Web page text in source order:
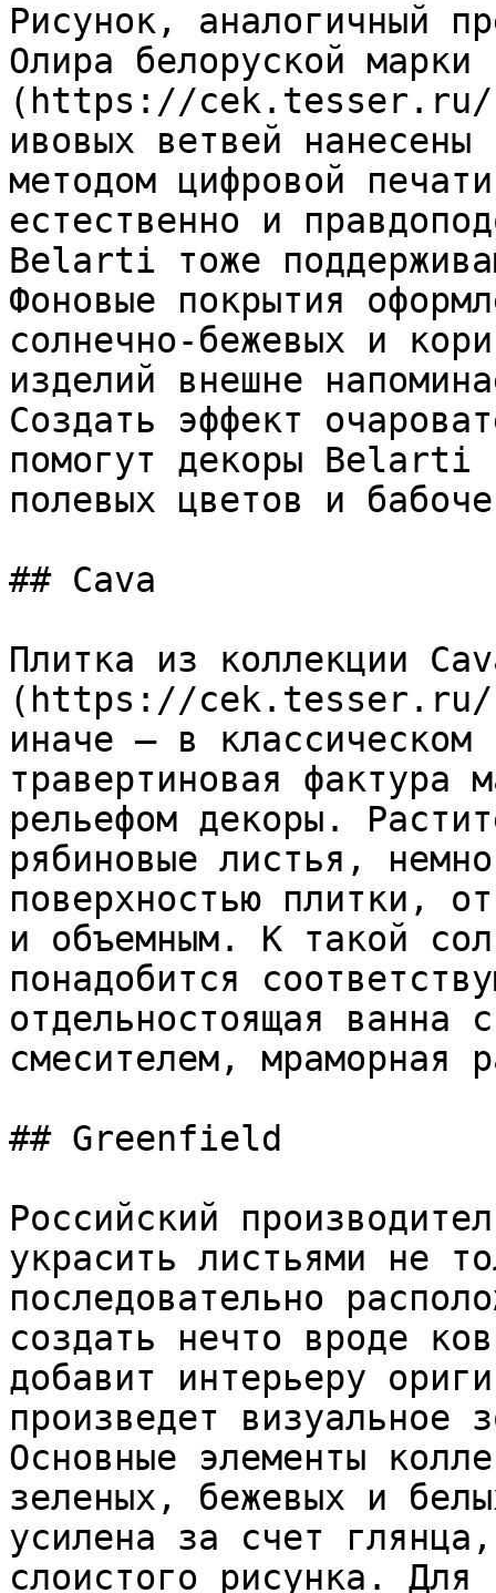
Рисунок, аналогичный
Олира белоруской
(https://
ивовых ветвей
методом цифровой
естественно и
Belarti тоже
Фоновые покрытия
солнечно-бежевых и
изделий внешне
Создать эффект
помогут декоры Belarti
полевых цветов и
## Cava
Плитка из коллекции
(https://cek.tesser.ru/
иначе – в
травертиновая фактура
рельефом декоры.
рябиновые листья,
поверхностью плитки,
и объемным. К такой
понадобится
отдельностоящая ванна
смесителем, мраморная
## Greenfield
Российский
украсить листьями не
последовательно
создать нечто вроде
добавит интерьеру
произведет визуальное
Основные элементы
зеленых, бежевых и
усилена за счет
слоистого рисунка. Для